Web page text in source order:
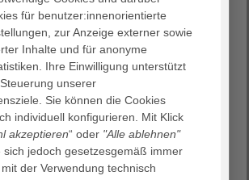
peritonei
(Aszites)
können auch zu einer starken
(Aszites) führen. Dies ist für die
belastend. In dieser Situation kann
für benutzer:innenorientierte
zur Anzeige externer sowie
Inhalte und für anonyme
Ihre Einwilligung unterstützt
unserer
Sie können die Cookies
individuell konfigurieren. Mit Klick
akzeptieren“ oder "Alle ablehnen"
sich jedoch gesetzesgemäß immer
der Verwendung technisch